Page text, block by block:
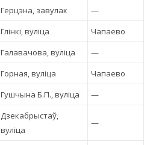
Герцэна, завулак
—
Глінкі, вулiца
Чапаево
Галавачова, вулiца
—
Горная, вулiца
Чапаево
Гушчына Б.П., вулiца —
Дзекабрыстаў,
вулiца
—